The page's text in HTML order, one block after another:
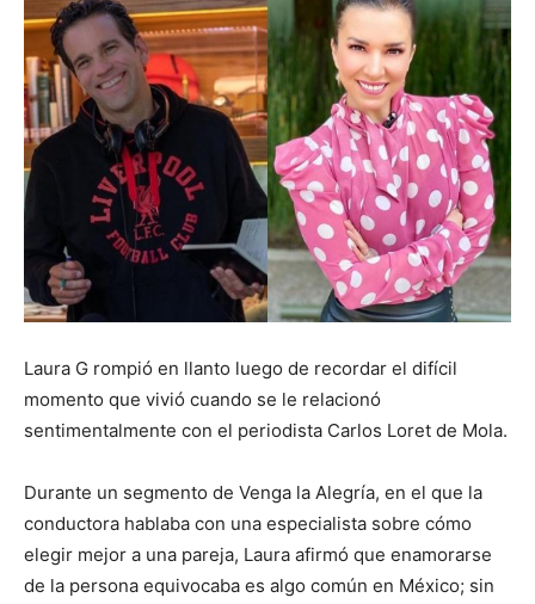
Laura G rompió en llanto luego de recordar el difícil
momento que vivió cuando se le relacionó
sentimentalmente con el periodista Carlos Loret de Mola.
Durante un segmento de Venga la Alegría, en el que la
conductora hablaba con una especialista sobre cómo
elegir mejor a una pareja, Laura afirmó que enamorarse
de la persona equivocaba es algo común en México; sin